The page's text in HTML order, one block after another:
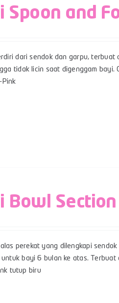
Spoon and
dari sendok dan garpu,
tidak licin saat digenggam
Pink
Bowl Section
perekat yang dilengkapi
untuk bayi 6 bulan ke atas.
tutup biru